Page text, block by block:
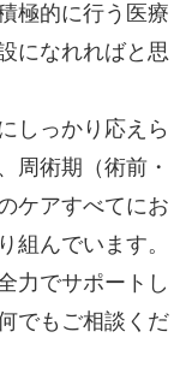
極的に行う医療
になれればと思
しっかり応えら
周術期（術前・
ケアすべてにお
組んでいます。
力でサポートし
でもご相談くだ